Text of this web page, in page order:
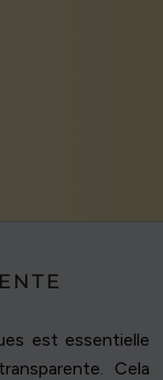
est essentielle
Cela